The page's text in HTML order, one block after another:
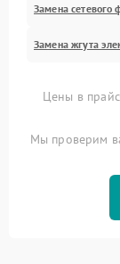
Замена сетевого
Замена жгута
Цены в
Мы проверим